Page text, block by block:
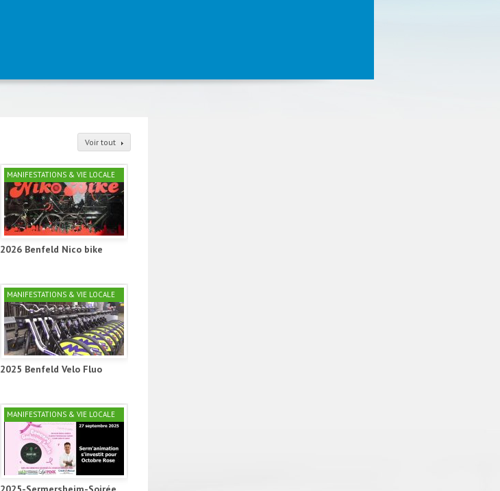
Voir tout
MANIFESTATIONS & VIE LOCALE
2026 Benfeld Nico bike
MANIFESTATIONS & VIE LOCALE
2025 Benfeld Velo Fluo
MANIFESTATIONS & VIE LOCALE